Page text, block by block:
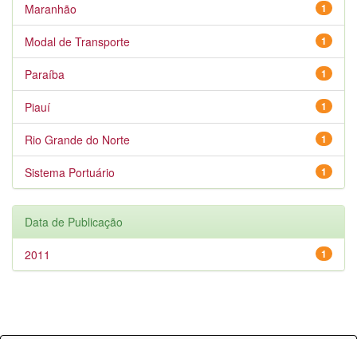
1
Maranhão
1
Modal de Transporte
1
Paraíba
1
Piauí
1
Rio Grande do Norte
1
Sistema Portuário
Data de Publicação
1
2011